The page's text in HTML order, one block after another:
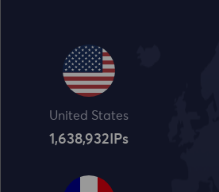
United States
1,638,932 IPs